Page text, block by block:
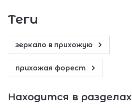
теги
зеркало в прихожую
прихожая форест
Находится в разделах